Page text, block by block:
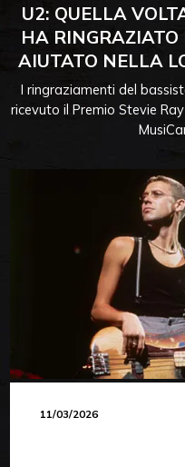
U2: QUELLA
HA
AIUTATO NELLA
I ringraziamenti del
ricevuto il Premio Stevie
11/03/2026